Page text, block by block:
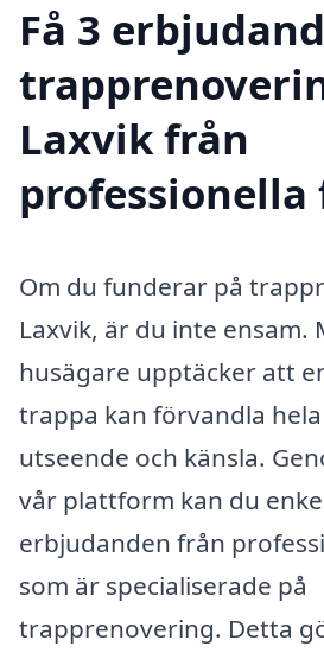
Få 3
Laxvik från
professionella
Om du funderar på
Laxvik, är du inte ensam.
husägare upptäcker att
trappa kan förvandla
utseende och känsla.
vår plattform kan du
erbjudanden från
som är specialiserade på
trapprenovering. Detta